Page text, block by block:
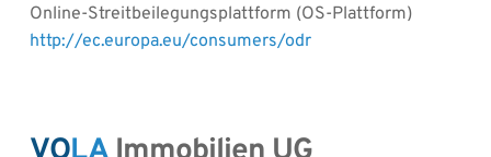
Online-Streitbeilegungsplattform (OS-Plattform)
http://ec.europa.eu/consumers/odr